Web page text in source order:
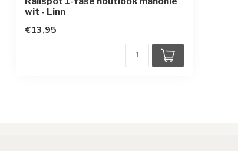
wit - Linn
€13,95